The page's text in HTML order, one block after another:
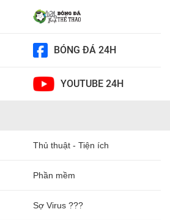
BÓNG ĐÁ 24H
YOUTUBE 24H
Thủ thuật - Tiện ích
Phần mềm
Sợ Virus ???